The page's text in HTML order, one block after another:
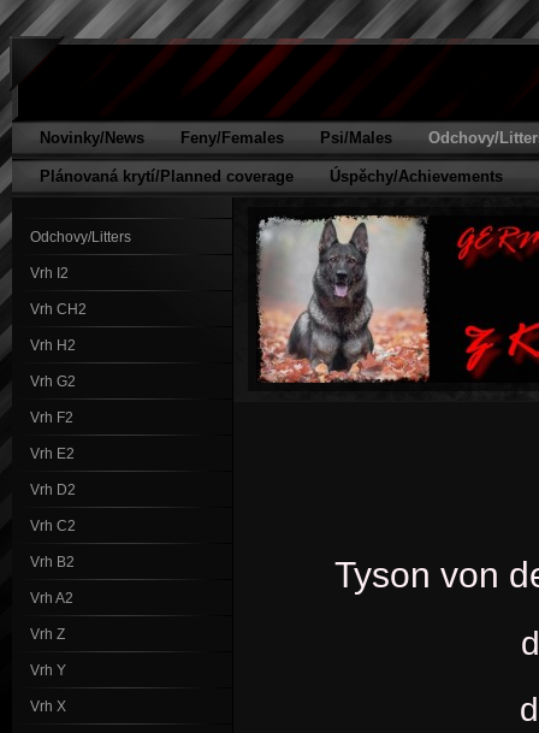
Novinky/News Feny/Females Psi/Males Odchovy/
Plánovaná krytí/Planned coverage Úspěchy/Achievements
Odchovy/Litters
Vrh I2
Vrh CH2
Vrh H2
Vrh G2
Vrh F2
Vrh E2
Vrh D2
Vrh C2
Vrh B2
Vrh A2
Vrh Z
Vrh Y
Vrh X
Tyson von